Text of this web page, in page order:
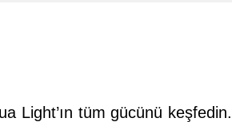
Light’ın tüm gücünü keşfedin.